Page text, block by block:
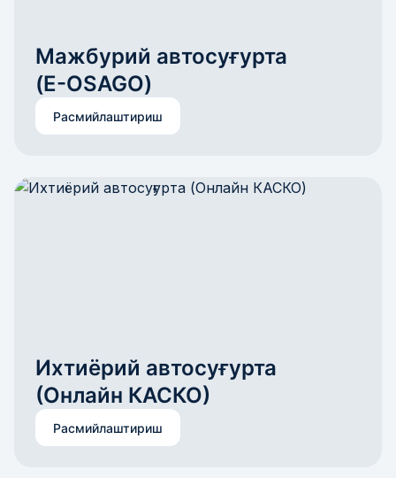
Мажбурий автосуғурта
(E-OSAGO)
Расмийлаштириш
Ихтиёрий автосуғурта
(Онлайн КАСКО)
Расмийлаштириш